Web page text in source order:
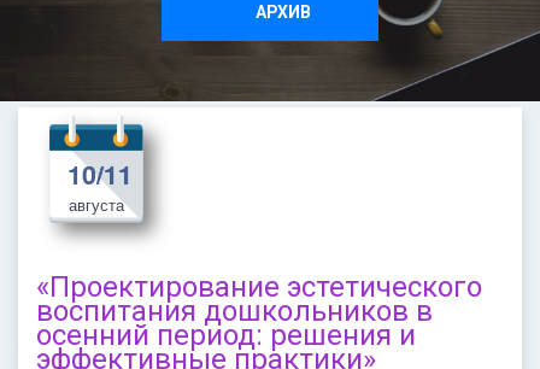
АРХИВ
10/11
августа
10/11
«Проектирование эстетического
воспитания дошкольников в
осенний период: решения и
эффективные практики»